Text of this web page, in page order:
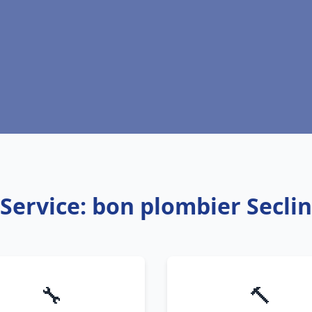
Service: bon plombier Seclin
🔧 🔨